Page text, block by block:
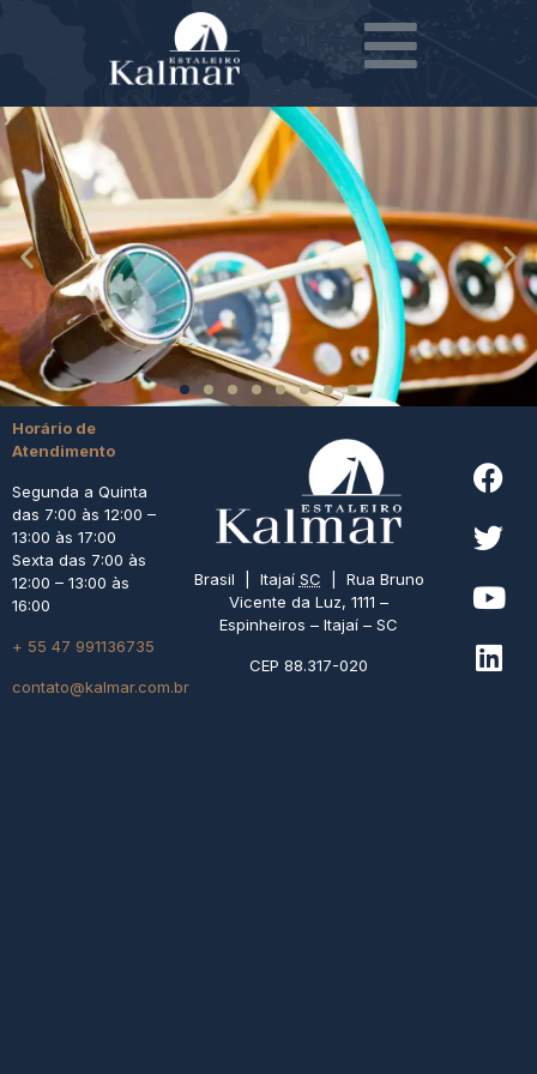
Horário de
Atendimento
Segunda a Quinta
das 7:00 às 12:00 –
13:00 às 17:00
Sexta das 7:00 às
12:00 – 13:00 às
16:00
+ 55 47 991136735
contato@kalmar.com.br
Brasil | Itajaí SC | Rua Bruno
Vicente da Luz, 1111 –
Espinheiros – Itajaí – SC
CEP 88.317-020